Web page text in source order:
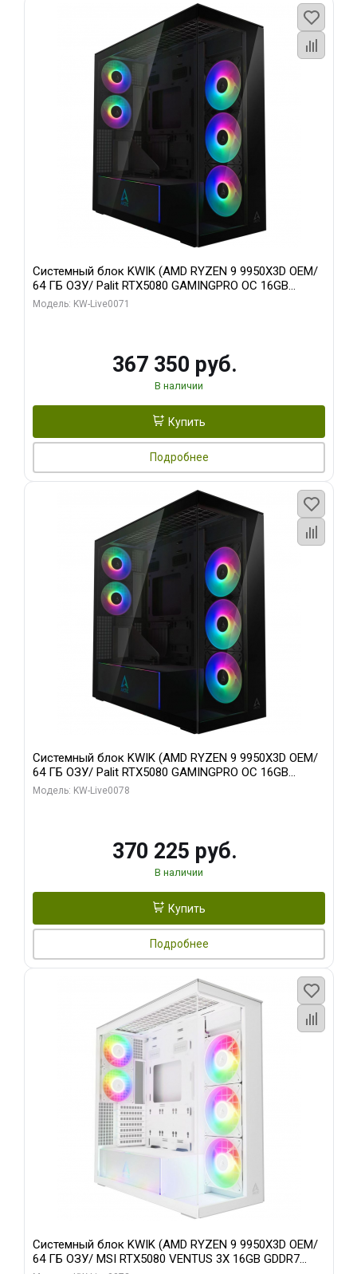
Системный блок KWIK (AMD RYZEN 9 9950X3D OEM/
64 ГБ ОЗУ/ Palit RTX5080 GAMINGPRO OC 16GB
GDDR7 256bit 3xDP HD/ 960 ГБ SSD)
Модель: KW-Live0071
367 350 руб.
В наличии
Купить
Подробнее
Системный блок KWIK (AMD RYZEN 9 9950X3D OEM/
64 ГБ ОЗУ/ Palit RTX5080 GAMINGPRO OC 16GB
GDDR7 256bit 3xDP HD/ 1 ТБ SSD)
Модель: KW-Live0078
370 225 руб.
В наличии
Купить
Подробнее
Системный блок KWIK (AMD RYZEN 9 9950X3D OEM/
64 ГБ ОЗУ/ MSI RTX5080 VENTUS 3X 16GB GDDR7